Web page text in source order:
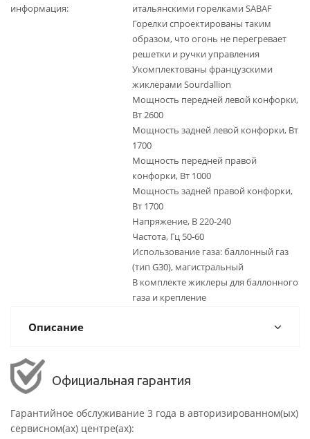
информация
итальянскими горелками SABAF
Горелки спроектированы таким
образом, что огонь не перегревает
решетки и ручки управления
Укомплектованы французскими
жиклерами Sourdallion
Мощность передней левой конфорки,
Вт 2600
Мощность задней левой конфорки, Вт
1700
Мощность передней правой
конфорки, Вт 1000
Мощность задней правой конфорки,
Вт 1700
Напряжение, В 220-240
Частота, Гц 50-60
Использование газа: баллонный газ
(тип G30), магистральный
В комплекте жиклеры для баллонного
газа и крепление
Описание
Официальная гарантия
Гарантийное обслуживание 3 года в авторизированном(ых)
сервисном(ах) центре(ах):